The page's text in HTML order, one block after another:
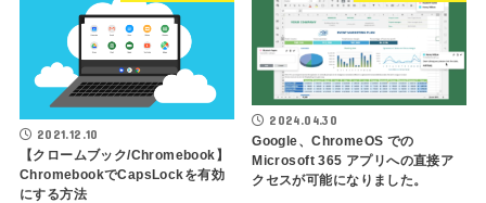
2021.12.10
【クロームブック/Chromebook】
ChromebookでCapsLockを有効
にする方法
2024.04.30
Google、ChromeOS での
Microsoft 365 アプリへの直接ア
クセスが可能になりました。